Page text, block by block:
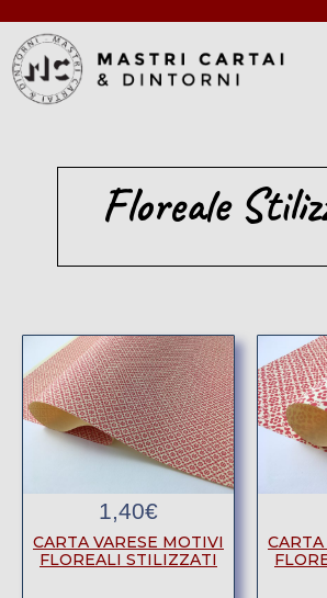
Floreale
1,40€
CARTA VARESE MOTIVI
FLOREALI STILIZZATI